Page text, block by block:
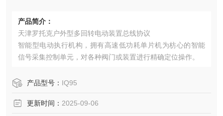
产品简介：
天津罗托克户外型多回转电动装置总线协议
智能型电动执行机构，拥有高速低功耗单片机为枋心的智能
信号采集控制单元，对各种阀门或装置进行精确定位操作。
产品型号： IQ95
更新时间： 2025-09-06